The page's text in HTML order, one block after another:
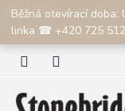
Přejít
obsah
Běžná otevírací doba:
linka ☎ +420 725